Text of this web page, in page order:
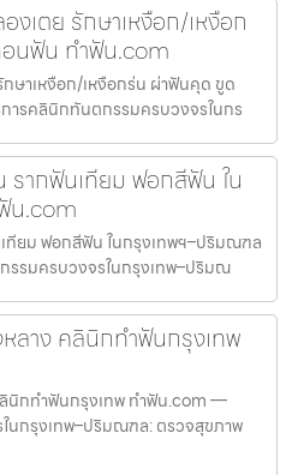
งเตย รักษาเหงือก/เหงือก
นฟัน ทำฟัน.com
ษาเหงือก/เหงือกร่น ผ่าฟันคุด ขูด
รคลินิกทันตกรรมครบวงจรในกร
ากฟันเทียม ฟอกสีฟัน ใน
น.com
ยม ฟอกสีฟัน ในกรุงเทพฯ–ปริมณฑล
รมครบวงจรในกรุงเทพ–ปริมณ
ลาง คลินิกทำฟันกรุงเทพ
นิกทำฟันกรุงเทพ ทำฟัน.com —
นกรุงเทพ–ปริมณฑล: ตรวจสุขภาพ